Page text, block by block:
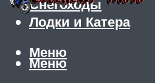
Снегоходы
Лодки и Катера
Меню
Меню